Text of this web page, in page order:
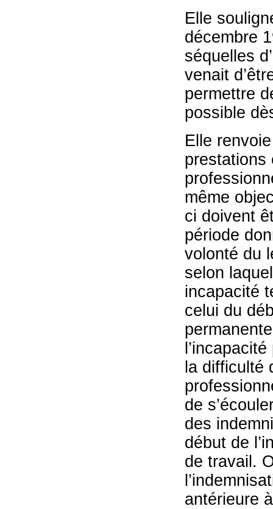
Elle
décembre
séquelles
venait
permettre
possible
Elle
prestations
même
ci doivent
période
volonté du
selon
incapacité
celui du
la difficulté
de
des
début de
de travail.
antérieure